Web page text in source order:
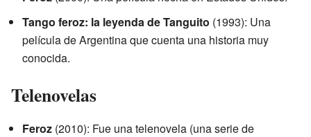
Tango feroz: la leyenda de Tanguito (1993): Una
película de Argentina que cuenta una historia muy
conocida.
Telenovelas
Feroz (2010): Fue una telenovela (una serie de